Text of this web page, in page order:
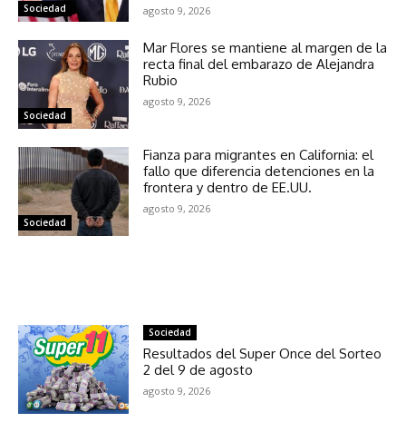
Sociedad agosto 9, 2026
Sociedad
Mar Flores se mantiene al margen de la
recta final del embarazo de Alejandra
Rubio
agosto 9, 2026
Sociedad
Fianza para migrantes en California: el
fallo que diferencia detenciones en la
frontera y dentro de EE.UU.
agosto 9, 2026
Sociedad
Resultados del Super Once del Sorteo
2 del 9 de agosto
agosto 9, 2026